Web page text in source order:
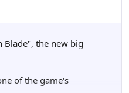
the new big
of the game's